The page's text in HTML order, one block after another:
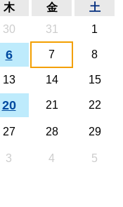
木 金
土
30 31 1
6 7 8
13 14 15
20 21 22
27 28 29
3 4 5